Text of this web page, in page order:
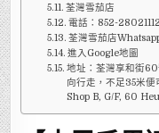
荃灣雪茄店
電話：852-28021112
荃灣雪茄店
進入Google地圖
地址：荃灣享和街
向行走，不足35米
Shop B, G/F, 60